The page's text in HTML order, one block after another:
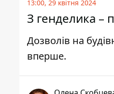
13:00, 29 квітня 2024
З генделика –
Дозволів на
вперше.